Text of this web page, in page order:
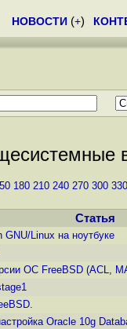
НОВОСТИ (+)
180 210 240 270 300 330
Статья
Linux на ноутбуке
ОС FreeBSD (ACL,
Oracle 10g